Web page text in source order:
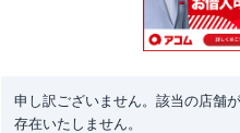
申し訳ございません。該当の店舗
存在いたしません。